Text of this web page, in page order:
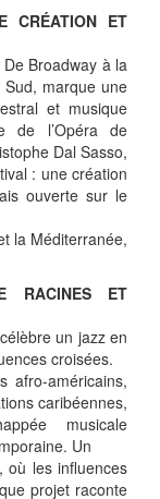
CRÉATION ET
Broadway à la
marque une
et musique
de l’Opéra de
Dal Sasso,
: une création
ouverte sur le
la Méditerranée,
RACINES ET
un jazz en
croisées.
afro-américains,
caribéennes,
musicale
Un
où les influences
projet raconte